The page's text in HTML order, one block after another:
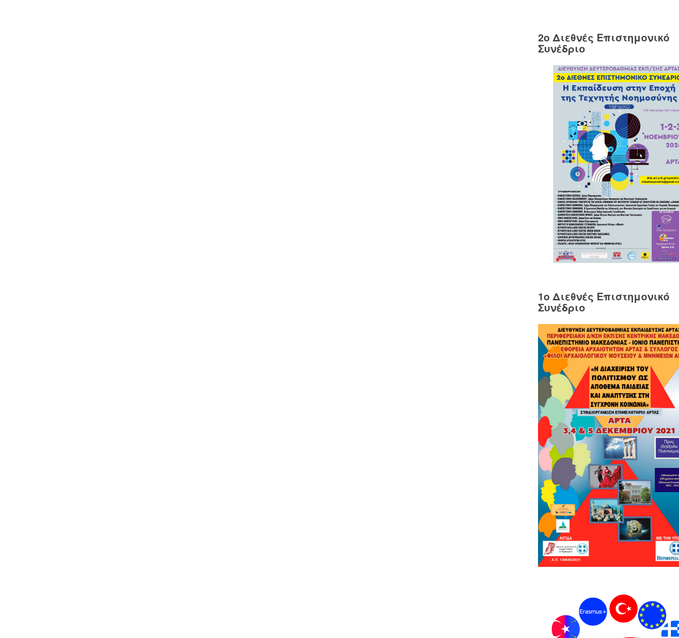
2o Διεθνές Επιστημονικό
Συνέδριο
1o Διεθνές Επιστημονικό
Συνέδριο